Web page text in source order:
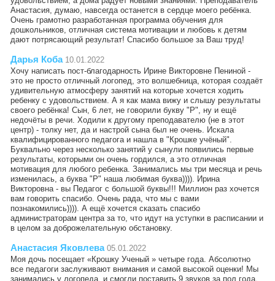
Анастасия, думаю, навсегда останется в сердце моего ребёнка.
Очень грамотно разработанная программа обучения для
дошкольников, отличная система мотивации и любовь к детям
дают потрясающий результат! Спасибо большое за Ваш труд!
Дарья Коба 10.01.2022
Хочу написать пост-благодарность Ирине Викторовне Пениной -
это не просто отличный логопед, это волшебница, которая создаёт
удивительную атмосферу занятий на которые хочется ходить
ребенку с удовольствием. А я как мама вижу и слышу результаты
своего ребёнка! Сын, 6 лет, не говорили букву "Р", ну и ещё
недочёты в речи. Ходили к другому преподавателю (не в этот
центр) - толку нет, да и настрой сына был не очень. Искала
квалифицированного педагога и нашла в "Крошке учёный".
Буквально через несколько занятий у сынули появились первые
результаты, которыми он очень гордился, а это отличная
мотивация для любого ребенка. Занимались мы три месяца и речь
изменилась, а буква "Р" наша любимая буква)))). Ирина
Викторовна - вы Педагог с большой буквы!!! Миллион раз хочется
вам говорить спасибо. Очень рада, что мы с вами
познакомились)))). А ещё хочется сказать спасибо
администраторам центра за то, что идут на уступки в расписании и
в целом за доброжелательную обстановку.
Анастасия Яковлева 05.01.2022
Моя дочь посещает «Крошку Ученый » четыре года. Абсолютно
все педагоги заслуживают внимания и самой высокой оценки! Мы
занимались у логопеда, и смогли поставить 9 звуков за пол года.